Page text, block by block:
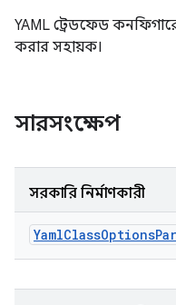
YAML ট্রেডফেড
করার সহায়ক।
সারসংক্ষেপ
সরকারি নির্মাণকারী
YamlClassOptions